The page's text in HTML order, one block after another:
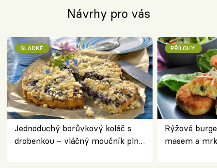
Návrhy pro vás
SLADKÉ
Jednoduchý borůvkový koláč s
drobenkou – vláčný moučník plný
PŘÍLOHY
Rýžové
masem a